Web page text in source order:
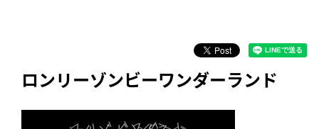
ロンリーゾンビーワンダーランド